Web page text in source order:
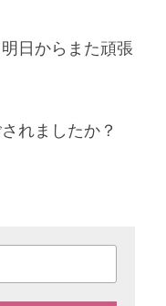
日からまた頑張
れましたか？